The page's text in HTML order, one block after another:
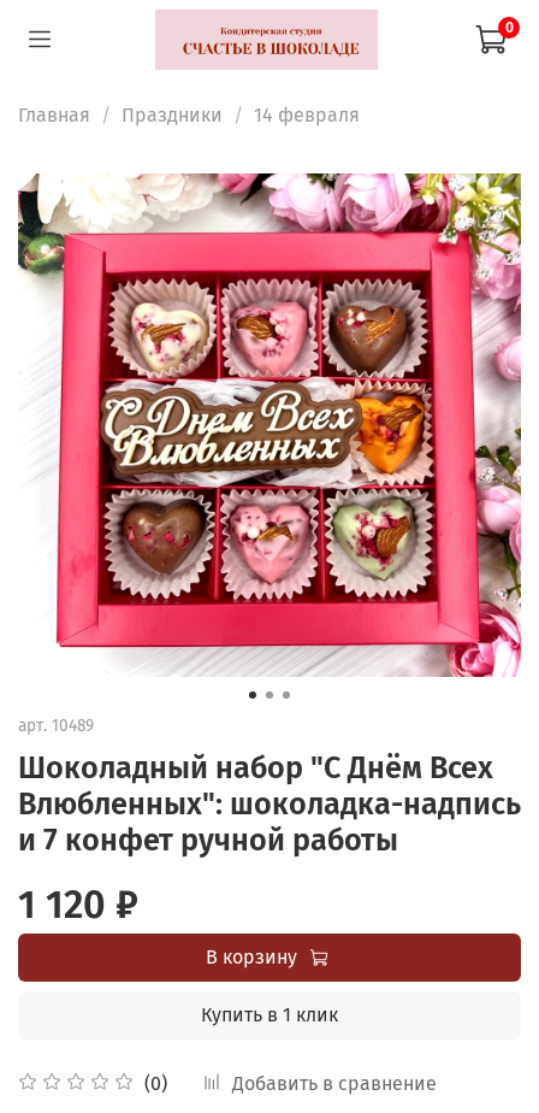
0
Главная Праздники 14 февраля
арт. 10489
Шоколадный набор "С Днём Всех
Влюбленных": шоколадка-надпись
и 7 конфет ручной работы
(0) Добавить в сравнение
1 120 ₽
В корзину
Купить в 1 клик